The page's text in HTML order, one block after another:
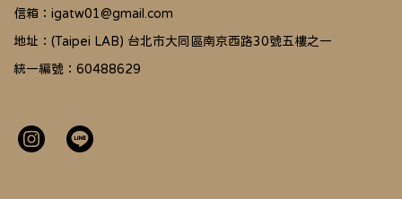
信箱：igatw01@gmail.com
地址：(Taipei LAB) 台北市大同區南京西路30號五樓之一
統一編號：60488629